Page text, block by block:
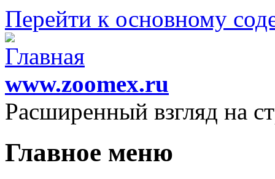
Перейти к основному
www.zoomex.ru
Расширенный взгляд на
Главное меню